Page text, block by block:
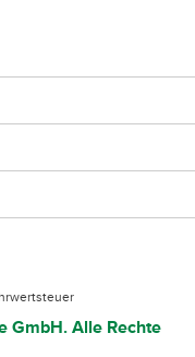
GmbH. Alle Rechte